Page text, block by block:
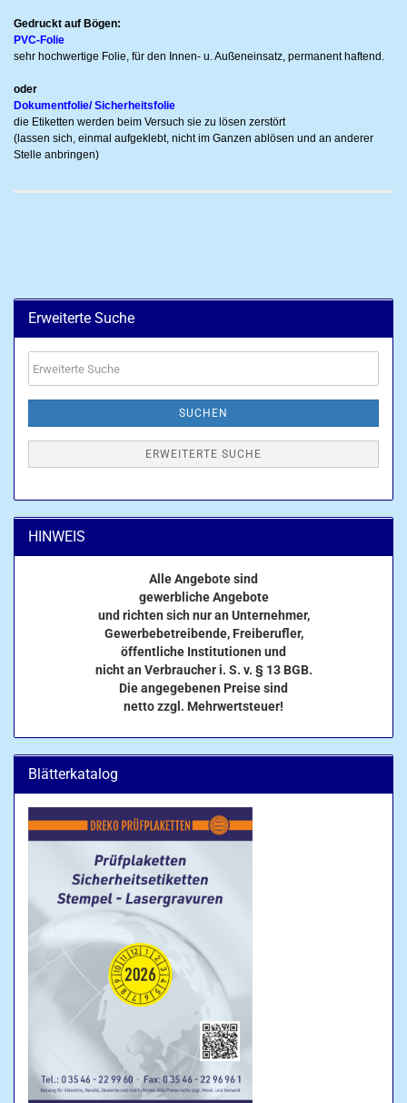
Gedruckt auf Bögen:
PVC-Folie
sehr hochwertige Folie, für den Innen- u. Außeneinsatz, permanent haftend.
oder
Dokumentfolie/ Sicherheitsfolie
die Etiketten werden beim Versuch sie zu lösen zerstört
(lassen sich, einmal aufgeklebt, nicht im Ganzen ablösen und an anderer
Stelle anbringen)
Erweiterte Suche
Suche
SUCHEN
ERWEITERTE SUCHE
HINWEIS
Alle Angebote sind
gewerbliche Angebote
und richten sich nur an Unternehmer,
Gewerbebetreibende, Freiberufler,
öffentliche Institutionen und
nicht an Verbraucher i. S. v. § 13 BGB.
Die angegebenen Preise sind
netto zzgl. Mehrwertsteuer!
Blätterkatalog